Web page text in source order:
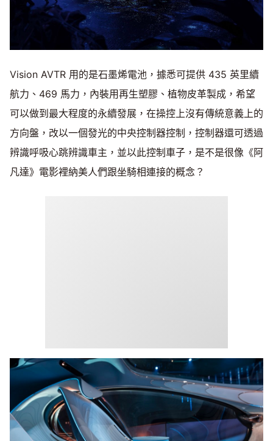
Vision AVTR 用的是石墨烯電池，據悉可提供 435 英里續
航力、469 馬力，內裝用再生塑膠、植物皮革製成，希望
可以做到最大程度的永續發展，在操控上沒有傳統意義上的
方向盤，改以一個發光的中央控制器控制，控制器還可透過
辨識呼吸心跳辨識車主，並以此控制車子，是不是很像《阿
凡達》電影裡納美人們跟坐騎相連接的概念？